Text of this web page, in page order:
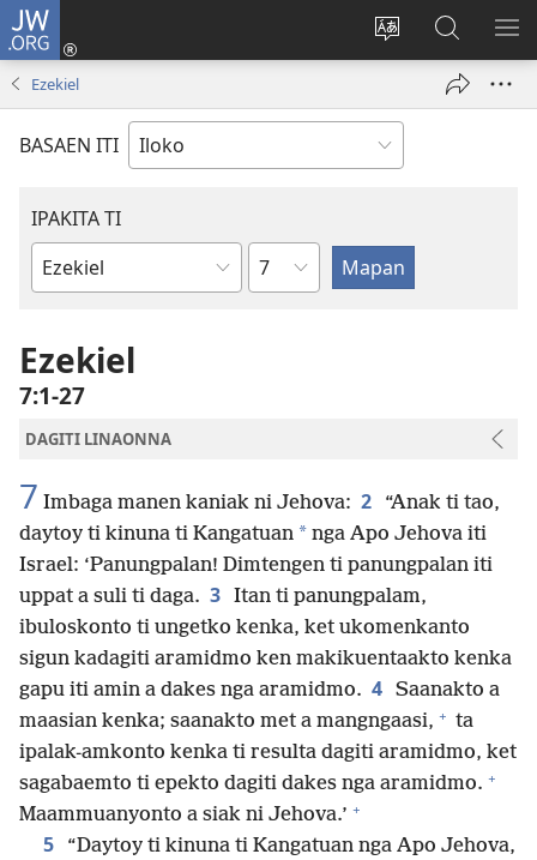
JW.ORG
Baliwan
lengguahe
ti
site
Ag-
log
(manglukat
iti
Agbirok
iti
JW.ORG
Ezekiel
BASAEN ITI
IPAKITA TI
Libro
Biblia
Kapitulo
Ezekiel
7:1-27
DAGITI LINAONNA
7 Imbaga manen kaniak ni Jehova: 2
“Anak ti tao,
daytoy ti kinuna ti Kangatuan * nga Apo Jehova iti
Israel: ‘Panungpalan! Dimtengen ti panungpalan iti
uppat a suli ti daga. 3 Itan ti panungpalam,
ibuloskonto ti ungetko kenka, ket ukomenkanto
sigun kadagiti aramidmo ken makikuentaakto kenka
gapu iti amin a dakes nga aramidmo. 4 Saanakto a
maasian kenka; saanakto met a mangngaasi, + ta
ipalak-amkonto kenka ti resulta dagiti aramidmo, ket
sagabaemto ti epekto dagiti dakes nga aramidmo. +
Maammuanyonto a siak ni Jehova.’ +
5
“Daytoy ti kinuna ti Kangatuan nga Apo Jehova,